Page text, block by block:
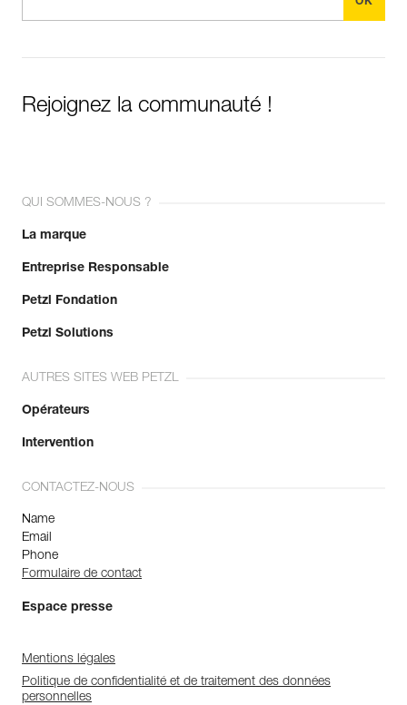
Rejoignez la communauté !
QUI SOMMES-NOUS ?
La marque
Entreprise Responsable
Petzl Fondation
Petzl Solutions
AUTRES SITES WEB PETZL
Opérateurs
Intervention
CONTACTEZ-NOUS
Name
Email
Phone
Formulaire de contact
Espace presse
Mentions légales
Politique de confidentialité et de traitement des données
personnelles